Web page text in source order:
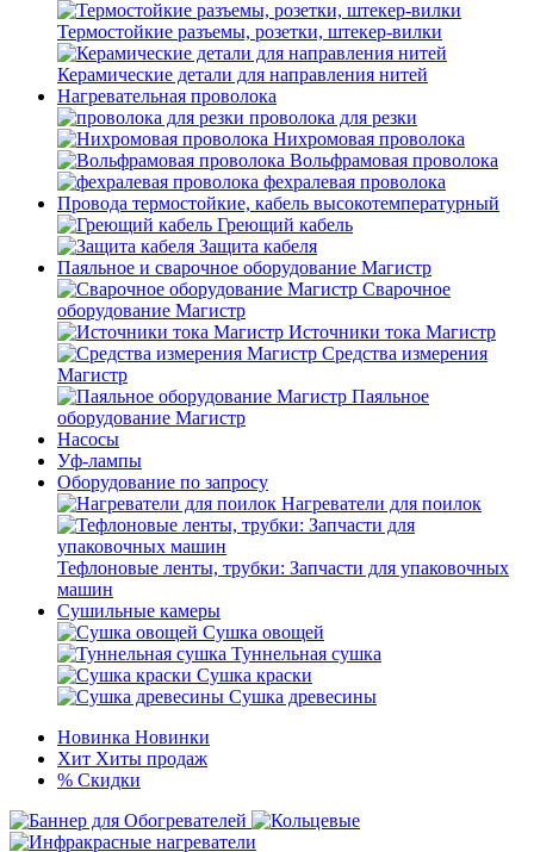
Термостойкие разъемы, розетки, штекер-вилки
Керамические детали для направления нитей
Нагревательная проволока
проволока для резки
Нихромовая проволока
Вольфрамовая проволока
фехралевая проволока
Провода термостойкие, кабель высокотемпературный
Греющий кабель
Защита кабеля
Паяльное и сварочное оборудование Магистр
Сварочное
оборудование Магистр
Источники тока Магистр
Средства измерения
Магистр
Паяльное
оборудование Магистр
Насосы
Уф-лампы
Оборудование по запросу
Нагреватели для поилок
Тефлоновые ленты, трубки: Запчасти для упаковочных
машин
Сушильные камеры
Сушка овощей
Туннельная сушка
Сушка краски
Сушка древесины
Новинка Новинки
Хит Хиты продаж
% Скидки